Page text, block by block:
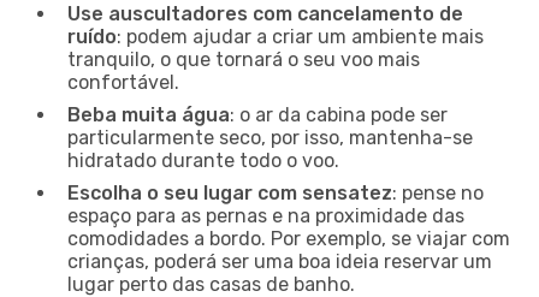
Use auscultadores com cancelamento de
ruído: podem ajudar a criar um ambiente mais
tranquilo, o que tornará o seu voo mais
confortável.
Beba muita água: o ar da cabina pode ser
particularmente seco, por isso, mantenha-se
hidratado durante todo o voo.
Escolha o seu lugar com sensatez: pense no
espaço para as pernas e na proximidade das
comodidades a bordo. Por exemplo, se viajar com
crianças, poderá ser uma boa ideia reservar um
lugar perto das casas de banho.